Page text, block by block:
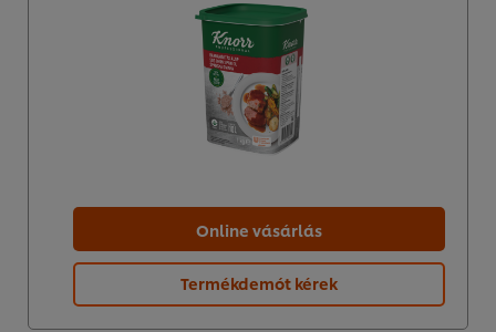
Online vásárlás
Termékdemót kérek